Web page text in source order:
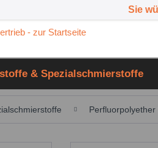
Sie
& Spezialschmierstoffe